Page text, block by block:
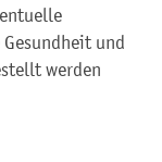
und
werden